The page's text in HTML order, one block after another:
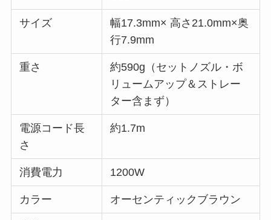
サイズ
幅17.3mm× 高さ21.0mm×奥
行7.9mm
重さ
約590g（セットノズル・ボ
リュームアップ＆ストレー
ター含まず）
電源コード長
さ
約1.7m
消費電力 1200W
カラー オーセンティックブラウン